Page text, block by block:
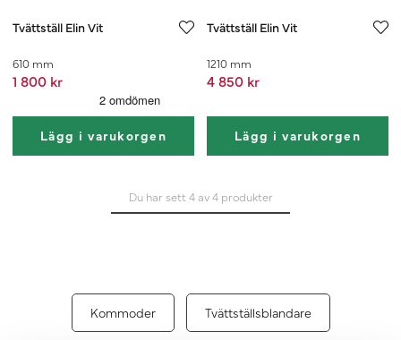
Tvättställ Elin Vit
610 mm
1 800 kr
Lägg i varukorgen
Tvättställ Elin Vit
1210 mm
4 850 kr
Lägg i varukorgen
Du har sett 4 av 4 produkter
Kommoder Tvättställsblandare